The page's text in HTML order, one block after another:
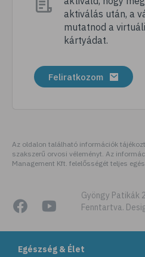
Egészség & Élet
# megfázás
# influenza
# fertőző betegségek
# köhögés
# immunerősítés
# kézmosás
# szépségápolás
# bőrápolás
# izlandi zuzmó
aktiválás után, a
mutatnod a
kártyádat.
Feliratkozom
Az oldalon található információk
szakszerű orvosi véleményt. Az
Management Kft. felelősségét teljes
Gyöngy Patikák
Fenntartva.